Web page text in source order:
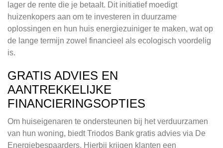
lager de rente die je betaalt. Dit initiatief moedigt
huizenkopers aan om te investeren in duurzame
oplossingen en hun huis energiezuiniger te maken, wat op
de lange termijn zowel financieel als ecologisch voordelig
is.
GRATIS ADVIES EN
AANTREKKELIJKE
FINANCIERINGSOPTIES
Om huiseigenaren te ondersteunen bij het verduurzamen
van hun woning, biedt Triodos Bank gratis advies via De
Energiebespaarders. Hierbij krijgen klanten een